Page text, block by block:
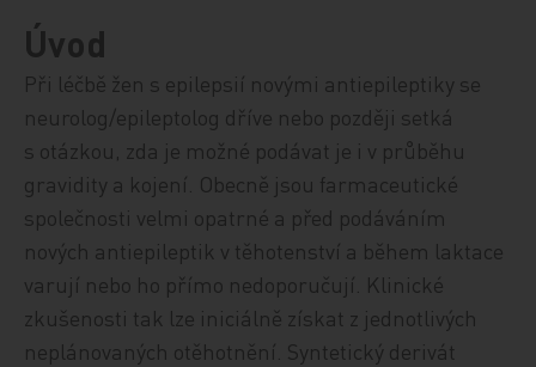
Úvod
Při léčbě žen s epilepsií novými antiepileptiky se
neurolog/epileptolog dříve nebo později setká
s otázkou, zda je možné podávat je i v průběhu
gravidity a kojení. Obecně jsou farmaceutické
společnosti velmi opatrné a před podáváním
nových antiepileptik v těhotenství a během laktace
varují nebo ho přímo nedoporučují. Klinické
zkušenosti tak lze iniciálně získat z jednotlivých
neplánovaných otěhotnění. Syntetický derivát